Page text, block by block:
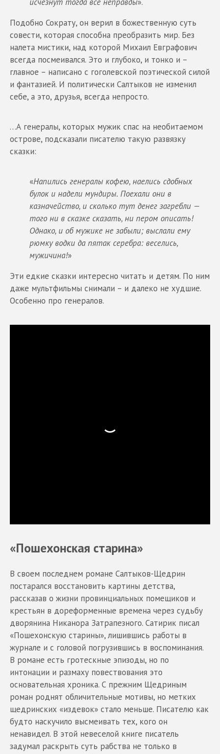
исчезнут тогда все неправды».
Подобно Сократу, он верил в божественную суть
совести, которая способна преобразить мир. Без
налета мистики, над которой Михаил Евграфович
всегда посмеивался. Это и глубоко, и тонко и –
главное – написано с гоголевской поэтической силой
и фантазией. И политически Салтыков не изменил
себе, а это, друзья, всегда непросто.
…А генералы, которых мужик спас на необитаемом
острове, подсказали писателю такую развязку
сказки:
«Напились генералы кофею, наелись сдобных
булок и надели мундиры. Поехали они в
казначейство, и сколько тут денег загребли —
того ни в сказке сказать, ни пером описать!
Однако, и об мужике не забыли; выслали ему
рюмку водки да пятак серебра: веселись,
мужичина!»
Эти едкие сказки интересно читать и детям. По ним
даже мультфильмы снимали – и далеко не худшие.
Особенно про генералов.
«Пошехонская старина»
В своем последнем романе Салтыков-Щедрин
постарался восстановить картины детства,
рассказав о жизни провинциальных помещиков и
крестьян в дореформенные времена через судьбу
дворянина Никанора Затрапезного. Сатирик писал
«Пошехонскую старины», лишившись работы в
журнале и с головой погрузившись в воспоминания.
В романе есть гротескные эпизоды, но по
интонации и размаху повествования это
основательная хроника. С прежним Щедриным
роман роднят обличительные мотивы, но метких
щедринских «издевок» стало меньше. Писателю как
будто наскучило высмеивать тех, кого он
ненавидел. В этой невеселой книге писатель
задумал раскрыть суть рабства не только в